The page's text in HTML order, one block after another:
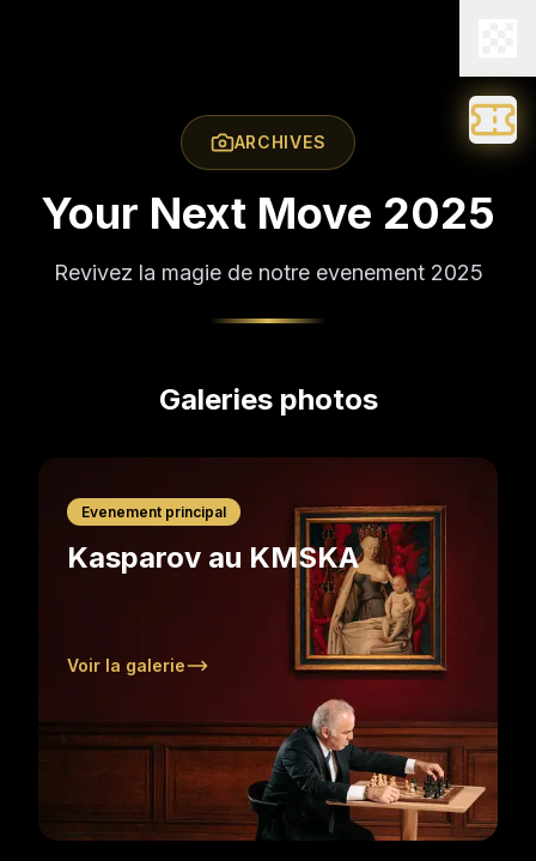
ARCHIVES
Your Next Move 2025
Revivez la magie de notre evenement 2025
Galeries photos
Evenement principal
Kasparov au KMSKA
Voir la galerie